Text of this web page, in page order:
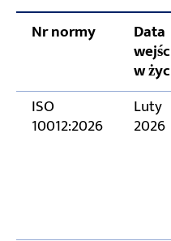
Czy nowe normy
retroaktywne na
Czy nowe normy
Czy certyfikat ISO
obowiązkowy?
Nr normy Data
w
ISO
10012:2026
Luty
2026